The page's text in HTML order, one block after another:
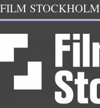
FILM STOCKHOLM